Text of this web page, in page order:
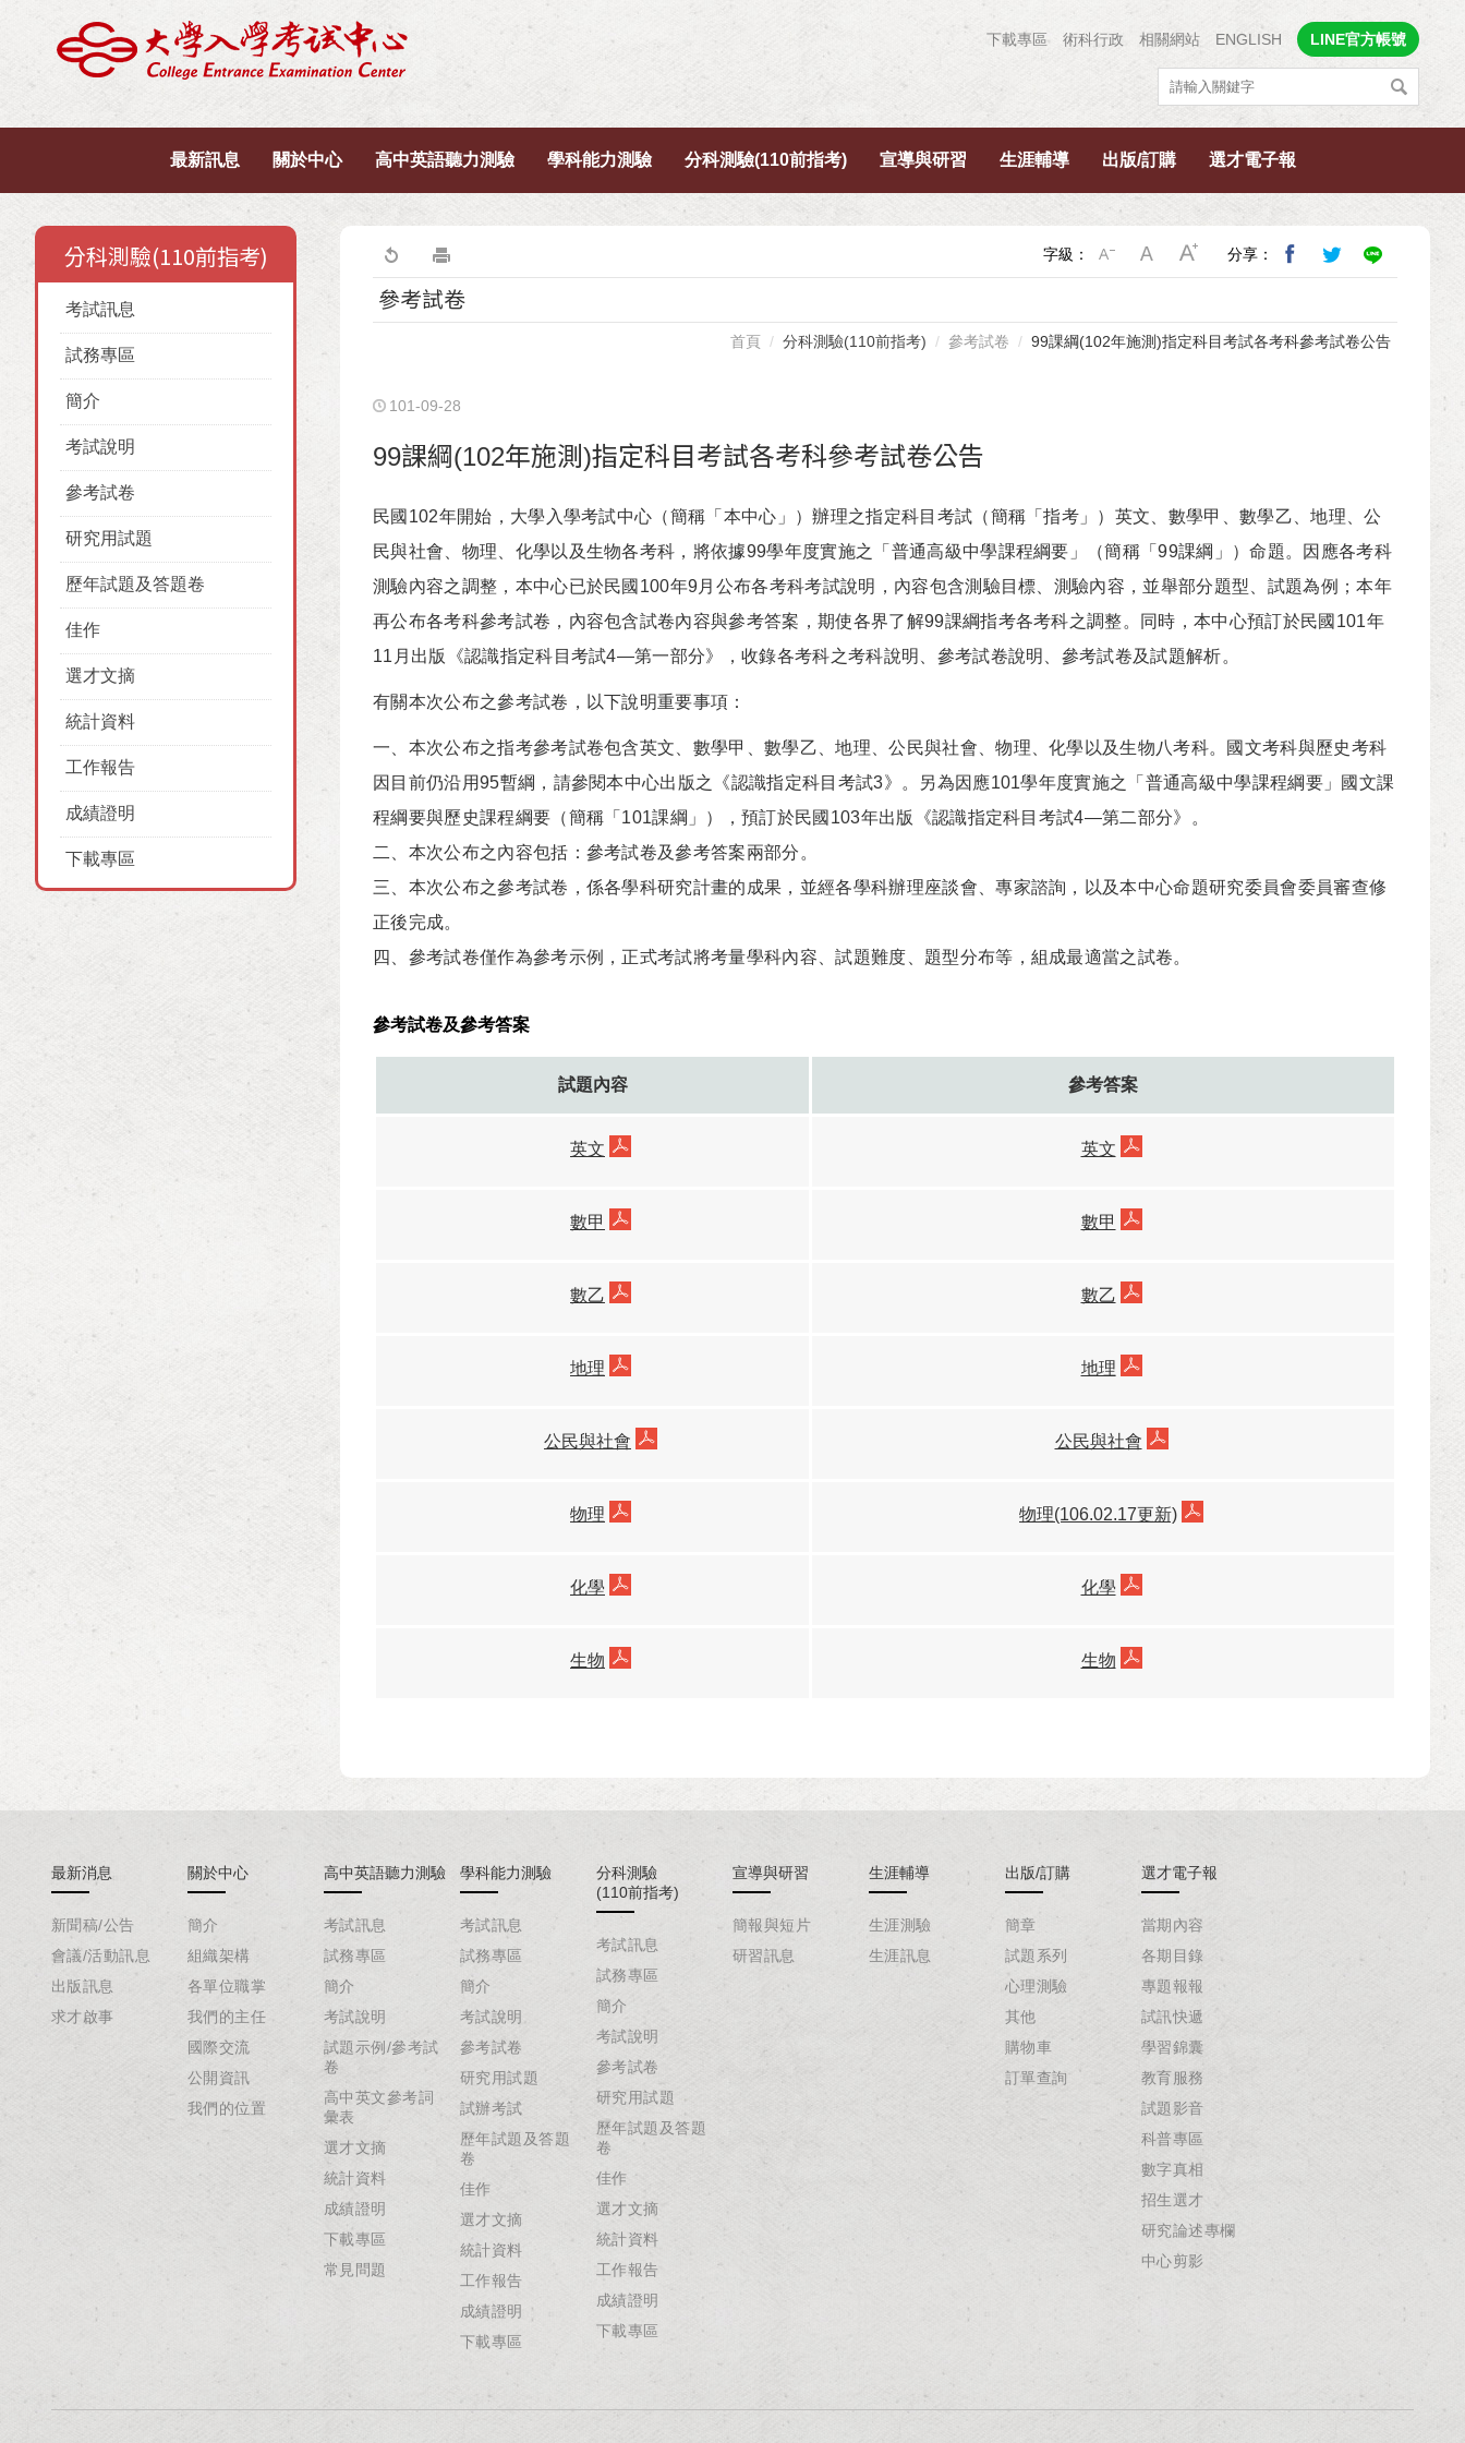
下載專區 術科行政 相關網站 ENGLISH LINE官方帳號
最新訊息 關於中心 高中英語聽力測驗 學科能力測驗 分科測驗(110前指考) 宣導與研習 生涯輔導 出版/訂購 選才電子報
分科測驗(110前指考)
考試訊息
試務專區
簡介
考試說明
參考試卷
研究用試題
歷年試題及答題卷
佳作
選才文摘
統計資料
工作報告
成績證明
下載專區
字級： 分享：
參考試卷
首頁 分科測驗(110前指考) 參考試卷 99課綱(102年施測)指定科目考試各考科參考試卷公告
101-09-28
99課綱(102年施測)指定科目考試各考科參考試卷公告
民國102年開始，大學入學考試中心（簡稱「本中心」）辦理之指定科目考試（簡稱「指考」）英文、數學甲、數學乙、地理、公
民與社會、物理、化學以及生物各考科，將依據99學年度實施之「普通高級中學課程綱要」（簡稱「99課綱」）命題。因應各考科
測驗內容之調整，本中心已於民國100年9月公布各考科考試說明，內容包含測驗目標、測驗內容，並舉部分題型、試題為例；本年
再公布各考科參考試卷，內容包含試卷內容與參考答案，期使各界了解99課綱指考各考科之調整。同時，本中心預訂於民國101年
11月出版《認識指定科目考試4—第一部分》，收錄各考科之考科說明、參考試卷說明、參考試卷及試題解析。
有關本次公布之參考試卷，以下說明重要事項：
一、本次公布之指考參考試卷包含英文、數學甲、數學乙、地理、公民與社會、物理、化學以及生物八考科。國文考科與歷史考科
因目前仍沿用95暫綱，請參閱本中心出版之《認識指定科目考試3》。另為因應101學年度實施之「普通高級中學課程綱要」國文課
程綱要與歷史課程綱要（簡稱「101課綱」），預訂於民國103年出版《認識指定科目考試4—第二部分》。
二、本次公布之內容包括：參考試卷及參考答案兩部分。
三、本次公布之參考試卷，係各學科研究計畫的成果，並經各學科辦理座談會、專家諮詢，以及本中心命題研究委員會委員審查修
正後完成。
四、參考試卷僅作為參考示例，正式考試將考量學科內容、試題難度、題型分布等，組成最適當之試卷。
參考試卷及參考答案
試題內容 參考答案
英文 英文
數甲 數甲
數乙 數乙
地理 地理
公民與社會 公民與社會
物理 物理(106.02.17更新)
化學 化學
生物 生物
最新消息
新聞稿/公告
會議/活動訊息
出版訊息
求才啟事
關於中心
簡介
組織架構
各單位職掌
我們的主任
國際交流
公開資訊
我們的位置
高中英語聽力測驗
考試訊息
試務專區
簡介
考試說明
試題示例/參考試
卷
高中英文參考詞
彙表
選才文摘
統計資料
成績證明
下載專區
常見問題
學科能力測驗
考試訊息
試務專區
簡介
考試說明
參考試卷
研究用試題
試辦考試
歷年試題及答題
卷
佳作
選才文摘
統計資料
工作報告
成績證明
下載專區
分科測驗
(110前指考)
考試訊息
試務專區
簡介
考試說明
參考試卷
研究用試題
歷年試題及答題
卷
佳作
選才文摘
統計資料
工作報告
成績證明
下載專區
宣導與研習
簡報與短片
研習訊息
生涯輔導
生涯測驗
生涯訊息
出版/訂購
簡章
試題系列
心理測驗
其他
購物車
訂單查詢
選才電子報
當期內容
各期目錄
專題報報
試訊快遞
學習錦囊
教育服務
試題影音
科普專區
數字真相
招生選才
研究論述專欄
中心剪影